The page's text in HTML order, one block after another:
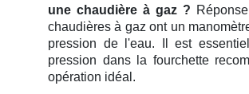
une chaudière à gaz ?
chaudières à gaz ont un
pression de l'eau. Il est
pression dans la fourchette
opération idéal.